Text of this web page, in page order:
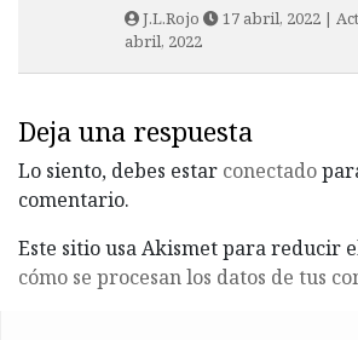
J.L.Rojo 17 abril, 2022 |
abril, 2022
Deja una respuesta
Lo siento, debes estar conectado
comentario.
Este sitio usa Akismet para reducir
cómo se procesan los datos de tus